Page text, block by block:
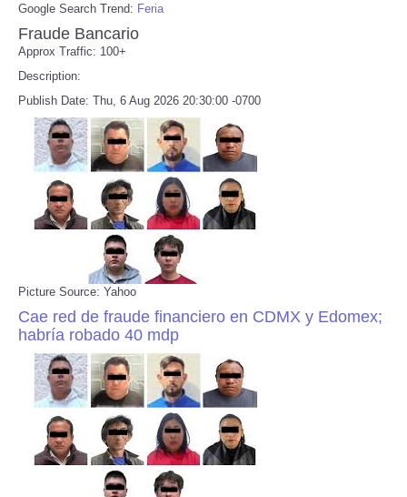
Google Search Trend: Feria
Fraude Bancario
Approx Traffic: 100+
Description:
Publish Date: Thu, 6 Aug 2026 20:30:00 -0700
Picture Source: Yahoo
Cae red de fraude financiero en CDMX y Edomex;
habría robado 40 mdp